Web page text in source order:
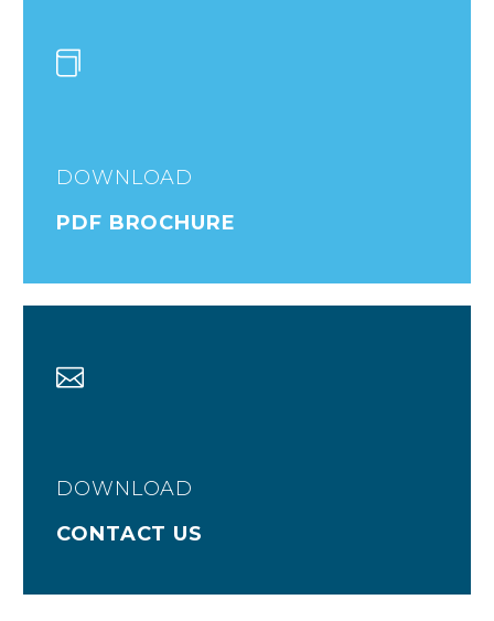
DOWNLOAD
PDF BROCHURE
DOWNLOAD
CONTACT US